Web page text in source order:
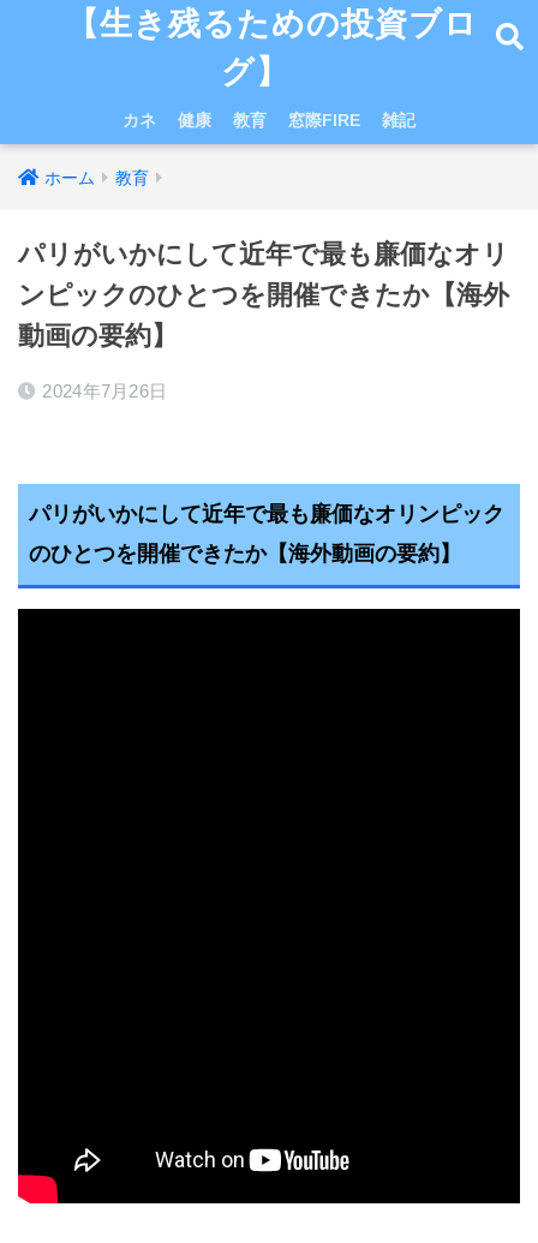
【生き残るための投資ブロ
グ】
カネ 健康 教育 窓際FIRE 雑記
ホーム 教育
パリがいかにして近年で最も廉価なオリ
ンピックのひとつを開催できたか【海外
動画の要約】
2024年7月26日
パリがいかにして近年で最も廉価なオリンピック
のひとつを開催できたか【海外動画の要約】